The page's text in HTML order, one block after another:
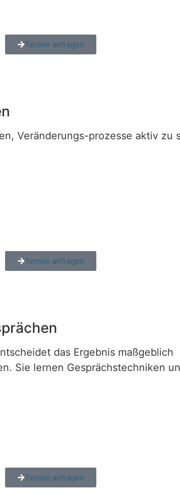
Termin anfragen
Veränderungs-prozesse aktiv
Termin anfragen
das Ergebnis maßgeblich
Sie lernen Gesprächstechniken
Termin anfragen